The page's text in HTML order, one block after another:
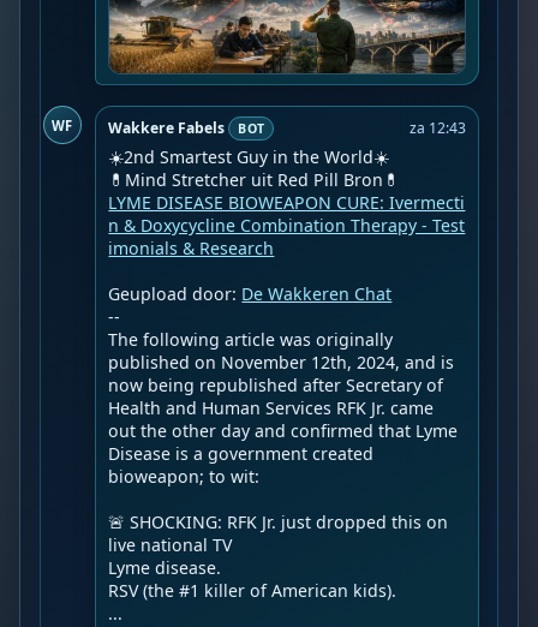
WF Wakkere Fabels BOT za 12:43
☀️2nd Smartest Guy in the World☀️
LYME DISEASE BIOWEAPON CURE: Ivermecti
n & Doxycycline Combination Therapy - Test
imonials & Research
Geupload door: De Wakkeren Chat
--
The following article was originally
published on November 12th, 2024, and is
now being republished after Secretary of
Health and Human Services RFK Jr. came
out the other day and confirmed that Lyme
Disease is a government created
bioweapon; to wit:
🚨 SHOCKING: RFK Jr. just dropped this on
live national TV
Lyme disease.
RSV (the #1 killer of American kids).
...